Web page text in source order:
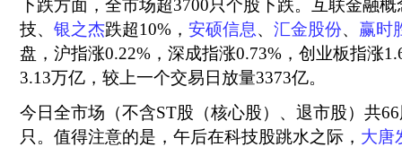
下跌方面，全市场超3700只个股下跌。互联金融
技、 银之杰跌超10%， 安硕信息、 汇金股份、 赢时
盘，沪指涨0.22%，深成指涨0.73%，创业板指涨
3.13万亿，较上一个交易日放量3373亿。
今日全市场（不含ST股（核心股）、退市股）共
只。值得注意的是，午后在科技股跳水之际， 大唐